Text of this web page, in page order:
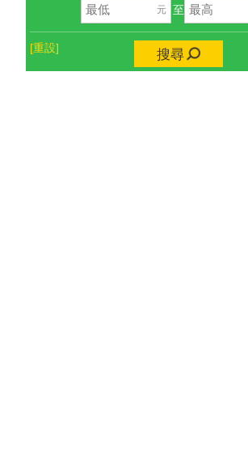
元 至
[重設] 搜尋